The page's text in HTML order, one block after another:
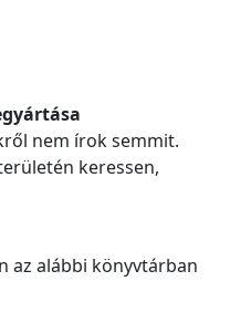
nem írok semmit.
keressen,
az alábbi könyvtárban